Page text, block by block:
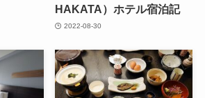
HAKATA）ホテル宿泊記
2022-08-30